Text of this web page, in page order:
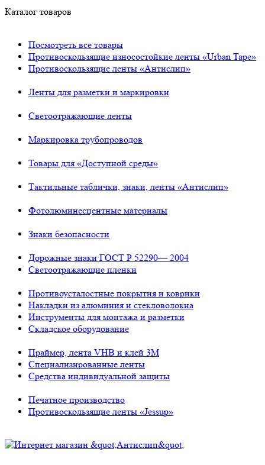
Каталог товаров
Посмотреть все товары
Противоскользящие износостойкие ленты «Urban Tape»
Противоскользящие ленты «Антислип»
Ленты для разметки и маркировки
Светоотражающие ленты
Маркировка трубопроводов
Товары для «Доступной среды»
Тактильные таблички, знаки, ленты «Антислип»
Фотолюминесцентные материалы
Знаки безопасности
Дорожные знаки ГОСТ Р 52290— 2004
Светоотражающие пленки
Противоусталостные покрытия и коврики
Накладки из алюминия и стекловолокна
Инструменты для монтажа и разметки
Складское оборудование
Праймер, лента VHB и клей 3М
Специализированные ленты
Средства индивидуальной защиты
Печатное производство
Противоскользящие ленты «Jessup»